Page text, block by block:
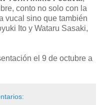
conto no solo con la
vucal sino que también
Ito y Wataru Sasaki,
el 9 de octubre a